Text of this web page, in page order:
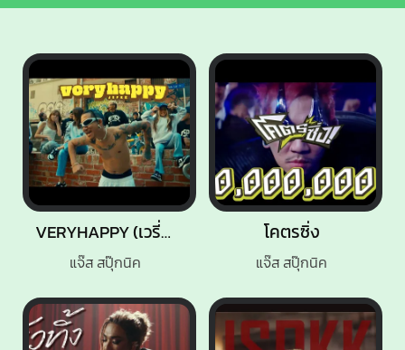
VERYHAPPY (เวรี่แฮปปี้)
แจ๊ส สปุ๊กนิค
โคตรซิ่ง
แจ๊ส สปุ๊กนิค